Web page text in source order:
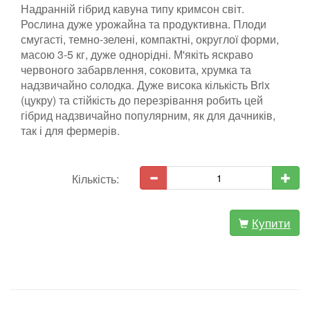
Надранній гібрид кавуна типу кримсон світ.
Рослина дуже урожайна та продуктивна. Плоди
смугасті, темно-зелені, компактні, округлої форми,
масою 3-5 кг, дуже однорідні. М'якіть яскраво
червоного забарвлення, соковита, хрумка та
надзвичайно солодка. Дуже висока кількість Brix
(цукру) та стійкість до перезрівання робить цей
гібрид надзвичайно популярним, як для дачників,
так і для фермерів.
Кількість:
Купити